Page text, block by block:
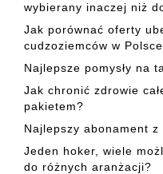
wybierany inaczej niż
Jak porównać oferty
cudzoziemców w
Najlepsze pomysły na
Jak chronić zdrowie
pakietem?
Najlepszy abonament
Jeden hoker, wiele
do różnych aranżacji?